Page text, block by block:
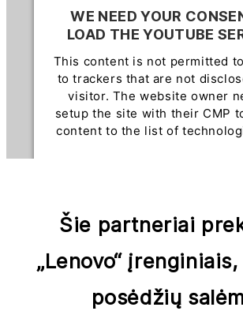
WE NEED YOUR
LOAD THE YOUTUBE
This content is not permitted
to trackers that are not
visitor. The website owner
setup the site with their CMP
content to the list of
Šie partneriai
„Lenovo“
posėdžių